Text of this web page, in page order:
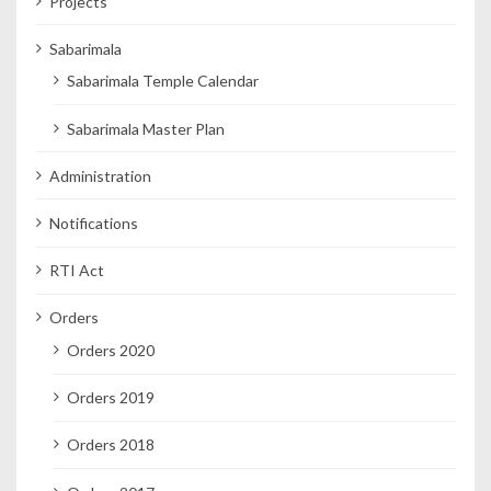
Sabarimala
Sabarimala Temple Calendar
Sabarimala Master Plan
Administration
Notifications
RTI Act
Orders
Orders 2020
Orders 2019
Orders 2018